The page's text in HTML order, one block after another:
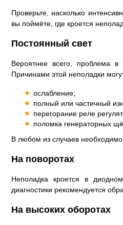
Проверьте, насколько
вы поймёте, где кроется
Постоянный свет
Вероятнее всего, проблема
Причинами этой неполадки
ослабление;
полный или частичный
перегорание реле
поломка генераторных
В любом из случаев
На поворотах
Неполадка кроется в
диагностики рекомендуется
На высоких оборотах